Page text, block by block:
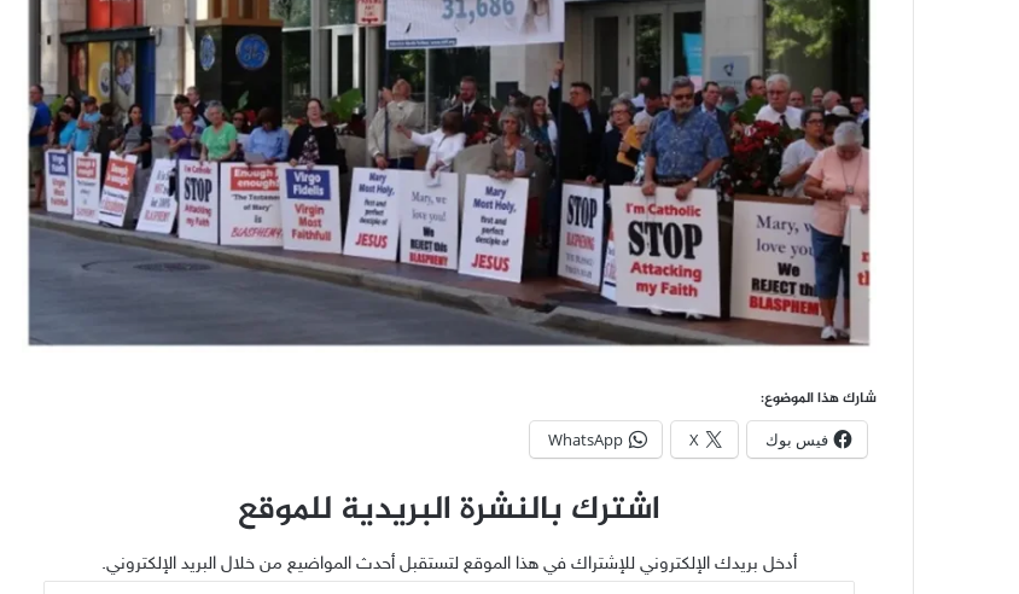
شارك هذا الموضوع:
فيس بوك X
WhatsApp
اشترك بالنشرة البريدية للموقع
أدخل بريدك الإلكتروني للإشتراك في هذا الموقع لتستقبل أحدث المواضيع من خلال البريد الإلكتروني.